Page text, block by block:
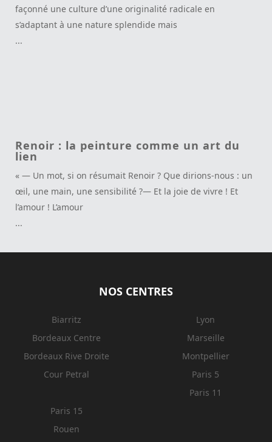
façonné une culture d’une originalité radicale en
s’adaptant à une nature splendide mais
...
Renoir : la peinture comme un art du
lien
« — Un mot, si on résumait Renoir ? Que dirions-nous : un
œil, une main, une sensibilité ?— Et la joie de vivre ! Et
l’amour ! L’amour
...
NOS CENTRES
Biarritz
Bordeaux Centre
Bordeaux Rive Droite
Cour Petral
Lyon
Marseille
Montpellier
Paris 5
Paris 11
Paris 15
Rouen